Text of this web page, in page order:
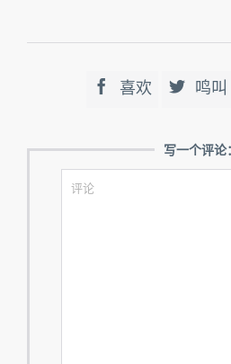
 喜欢  鸣叫
写一个评论：